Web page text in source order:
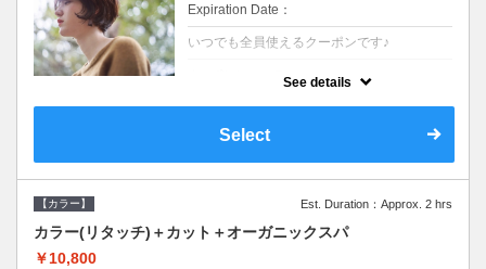
Expiration Date：
いつでも全員使えるクーポンです♪
ニッククリームで頭皮環境を整えリフレッシ
ュ♪通常のシャンプー台で行う気軽なスパで
す●＋1100でアロマリラックススパに変更で
See details
Select
【カラー】 Est. Duration：Approx. 2 hrs
カラー(リタッチ)＋カット＋オーガニックスパ
￥10,800